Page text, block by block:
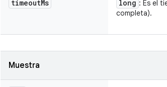
timeoutMs long : Es el
completa).
Muestra